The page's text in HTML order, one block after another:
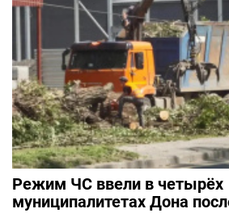
Режим ЧС ввели в четырёх
муниципалитетах Дона